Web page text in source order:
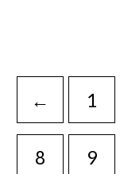
← 1
8 9